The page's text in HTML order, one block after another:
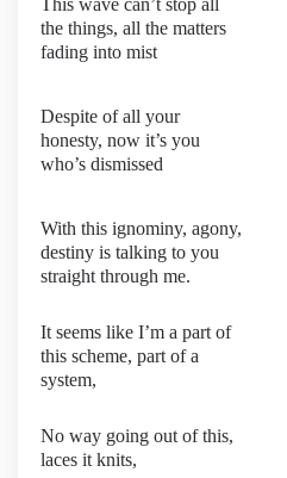
This wave can’t stop all
the things, all the matters
fading into mist
Despite of all your
honesty, now it’s you
who’s dismissed
With this ignominy, agony,
destiny is talking to you
straight through me.
It seems like I’m a part of
this scheme, part of a
system,
No way going out of this,
laces it knits,